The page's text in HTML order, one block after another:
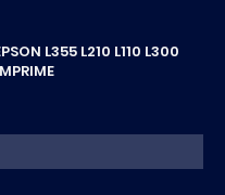
L355 L210 L110 L300